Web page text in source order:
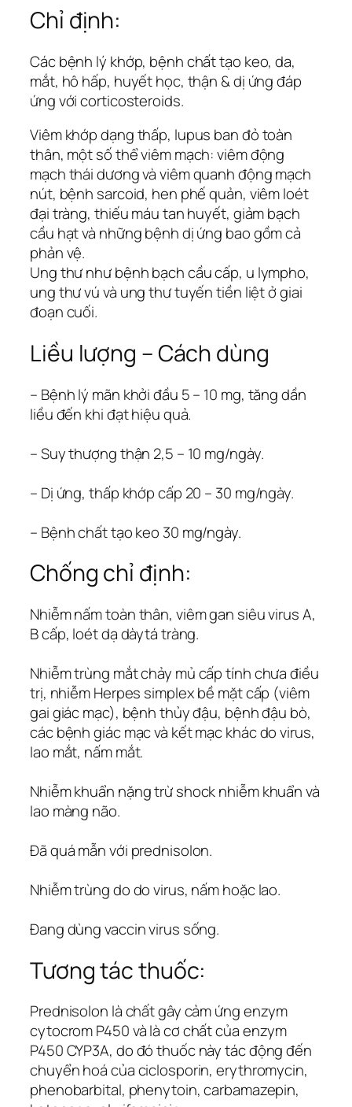
Chỉ định:
Các bệnh lý khớp, bệnh chất tạo keo, da,
mắt, hô hấp, huyết học, thận & dị ứng đáp
ứng với corticosteroids.
Viêm khớp dạng thấp, lupus ban đỏ toàn
thân, một số thể viêm mạch: viêm động
mạch thái dương và viêm quanh động mạch
nút, bệnh sarcoid, hen phế quản, viêm loét
đại tràng, thiếu máu tan huyết, giảm bạch
cầu hạt và những bệnh dị ứng bao gồm cả
phản vệ.
Ung thư như bệnh bạch cầu cấp, u lympho,
ung thư vú và ung thư tuyến tiền liệt ở giai
đoạn cuối.
Liều lượng – Cách dùng
– Bệnh lý mãn khởi đầu 5 – 10 mg, tăng dần
liều đến khi đạt hiệu quả.
– Suy thượng thận 2,5 – 10 mg/ngày.
– Dị ứng, thấp khớp cấp 20 – 30 mg/ngày.
– Bệnh chất tạo keo 30 mg/ngày.
Chống chỉ định:
Nhiễm nấm toàn thân, viêm gan siêu virus A,
B cấp, loét dạ dàytá tràng.
Nhiễm trùng mắt chảy mủ cấp tính chưa điều
trị, nhiễm Herpes simplex bề mặt cấp (viêm
gai giác mạc), bệnh thủy đậu, bệnh đậu bò,
các bệnh giác mạc và kết mạc khác do virus,
lao mắt, nấm mắt.
Nhiễm khuẩn nặng trừ shock nhiễm khuẩn và
lao màng não.
Đã quá mẫn với prednisolon.
Nhiễm trùng do do virus, nấm hoặc lao.
Đang dùng vaccin virus sống.
Tương tác thuốc:
Prednisolon là chất gây cảm ứng enzym
cytocrom P450 và là cơ chất của enzym
P450 CYP3A, do đó thuốc này tác động đến
chuyển hoá của ciclosporin, erythromycin,
phenobarbital, phenytoin, carbamazepin,